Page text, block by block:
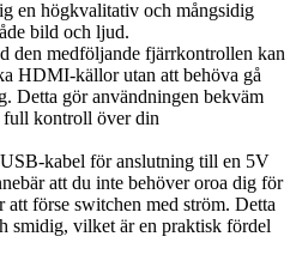
en högkvalitativ och mångsidig
bild och ljud.
den medföljande fjärrkontrollen kan
HDMI-källor utan att behöva gå
Detta gör användningen bekväm
kontroll över din
kabel för anslutning till en 5V
att du inte behöver oroa dig för
förse switchen med ström. Detta
smidig, vilket är en praktisk fördel